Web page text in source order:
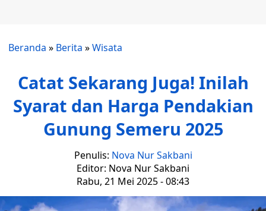
Beranda » Berita »Wisata
Catat Sekarang Juga! Inilah
Syarat dan Harga Pendakian
Gunung Semeru 2025
Penulis: Nova Nur Sakbani
Editor: Nova Nur Sakbani
Rabu, 21 Mei 2025 - 08:43